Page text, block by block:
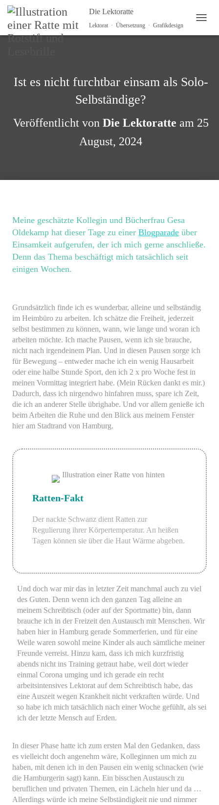
Die Lektoratte
Lektorat · Übersetzung · Grafikdesign
Ist es nicht furchtbar einsam als Solo-
Selbständige?
Veröffentlicht von Die Lektoratte am 25
August, 2024
Meine geschätzte Kollegin und Bücherfrau Gesa
Oldekamp hat dieser Tage zu einer Blogparade über
Einsamkeit aufgerufen, der ich mich gerne anschließe.
Denn das Thema beschäftigt mich tatsächlich seit
einigen Wochen.
Grundsätzlich finde ich es wunderbar, alleine und selbständig
im Heimbüro zu arbeiten. Ich schätze die Freiheit, jederzeit
selbst bestimmen zu können, wann, wie lange und woran ich
arbeiten möchte. Ich mache Pausen, wenn ich sie brauche,
nicht nach irgendeinem Plan. Und in diesen Pausen sorge ich
für Bewegung – entweder mache ich ein wenig Hausarbeit
oder eine halbe Stunde Sport, den ich 2 x pro Woche fest in
meinen Vormittag integriert habe. (Mein Rücken dankt es mir.)
Dadurch, dass ich nirgendwo hinfahren muss, spare ich Zeit,
die ich an anderer Stelle übrighabe. Und vor allem genieße ich
beim Arbeiten die Ruhe und den Blick aus meinem Fenster
hier am Stadtrand von Hamburg.
Ratten-Fakt
Der nackte Schwanz dient Ratten zur
Regulierung ihrer Körpertemperatur. An heißen
Tagen können sie über die Haut Wärme abgeben.
Und doch war mir das in letzter Zeit manchmal auch zu viel
des Guten. Denn wenn ich den ganzen Tag alleine an
meinem Schreibtisch (oder auf der Sportmatte) bin, dann
brauche ich in der Freizeit den Austausch mit Menschen. Wir
haben hier in Hamburg gerade Sommerferien, und für eine
Weile waren sowohl meine Kinder als auch sämtliche meiner
Freunde verreist. Hinzu kam, dass ich mich kurzfristig
abends nicht ins Training getraut habe, weil dort wieder
einmal Corona umging und ich gerade ein recht
arbeitsintensives Lektorat auf dem Schreibtisch habe, das
eine Auszeit wegen Krankheit nicht verkraften würde. Und
so habe ich mich tatsächlich nach einer Woche gefühlt, als sei
ich der letzte Mensch auf Erden.
In dieser Phase hatte ich zum ersten Mal den Gedanken, dass
es vielleicht doch angenehm wäre, Kolleginnen um mich zu
haben, mit denen ich in den Pausen ein wenig schnacken (wie
die Hamburgerin sagt) kann. Ein bisschen Austausch zu
beruflichen und privaten Themen, ein Lächeln hier und da …
Allerdings würde ich meine Selbständigkeit nie und nimmer